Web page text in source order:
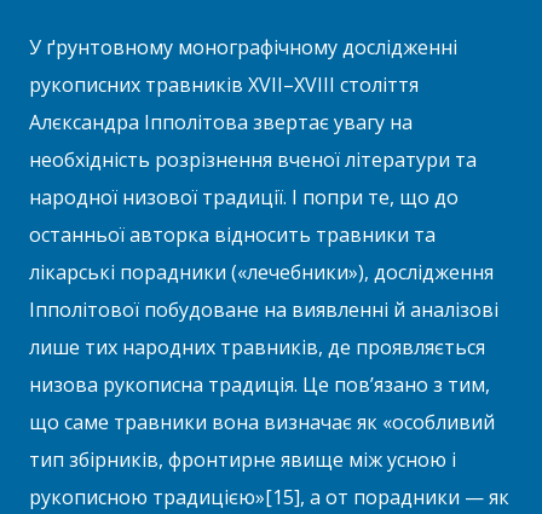
У ґрунтовному монографічному дослідженні
рукописних травників XVII–XVIII століття
Алєксандра Іпполітова звертає увагу на
необхідність розрізнення вченої літератури та
народної низової традиції. І попри те, що до
останньої авторка відносить травники та
лікарські порадники («лечебники»), дослідження
Іпполітової побудоване на виявленні й аналізові
лише тих народних травників, де проявляється
низова рукописна традиція. Це пов’язано з тим,
що саме травники вона визначає як «особливий
тип збірників, фронтирне явище між усною і
рукописною традицією»[15], а от порадники — як